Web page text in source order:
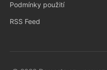
Podmínky použití
RSS Feed